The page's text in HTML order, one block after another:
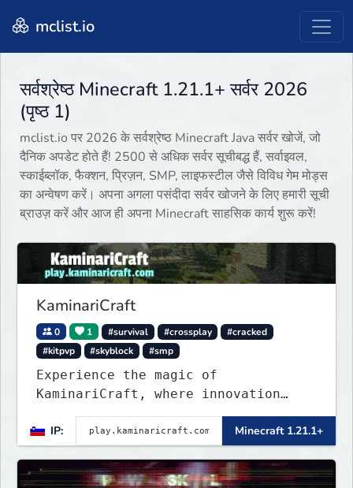
mclist.io
सर्वश्रेष्ठ Minecraft 1.21.1+ सर्वर 2026
(पृष्ठ 1)
mclist.io पर 2026 के सर्वश्रेष्ठ Minecraft Java सर्वर खोजें, जो
दैनिक अपडेट होते हैं! 2500 से अधिक सर्वर सूचीबद्ध हैं, सर्वाइवल,
स्काईब्लॉक, फैक्शन, प्रिज़न, SMP, लाइफस्टील जैसे विविध गेम मोड्स
का अन्वेषण करें। अपना अगला पसंदीदा सर्वर खोजने के लिए हमारी सूची
ब्राउज़ करें और आज ही अपना Minecraft साहसिक कार्य शुरू करें!
KaminariCraft
0 1 #survival #crossplay
#cracked
#kitpvp
#skyblock #smp
Experience the magic of
KaminariCraft, where innovation
meets adventure in the world of
Minecraft. Our server offers a
seamless and immersive experience
for both Java and Bedrock players
IP: Minecraft 1.21.1+